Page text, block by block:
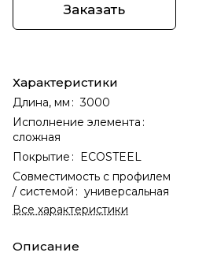
Заказать
Характеристики
Длина, мм : 3000
Исполнение элемента :
сложная
Покрытие : ECOSTEEL
Совместимость с профилем
/ системой : универсальная
Все характеристики
Описание